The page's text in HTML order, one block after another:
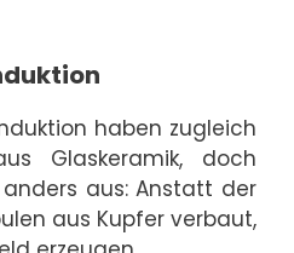
haben zugleich
Glaskeramik, doch
aus: Anstatt der
aus Kupfer verbaut,